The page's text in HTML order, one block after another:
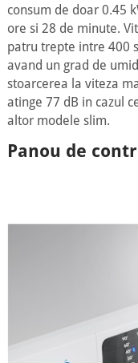
consum de doar 0.45
ore si 28 de minute.
patru trepte intre 400
avand un grad de
stoarcerea la viteza
atinge 77 dB in cazul
altor modele slim.
Panou de